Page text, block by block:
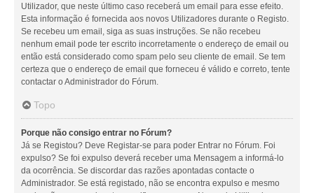
Utilizador, que neste último caso receberá um email para esse efeito.
Esta informação é fornecida aos novos Utilizadores durante o Registo.
Se recebeu um email, siga as suas instruções. Se não recebeu
nenhum email pode ter escrito incorretamente o endereço de email ou
então está considerado como spam pelo seu cliente de email. Se tem
certeza que o endereço de email que forneceu é válido e correto, tente
contactar o Administrador do Fórum.
Topo
Porque não consigo entrar no Fórum?
Já se Registou? Deve Registar-se para poder Entrar no Fórum. Foi
expulso? Se foi expulso deverá receber uma Mensagem a informá-lo
da ocorrência. Se discordar das razões apontadas contacte o
Administrador. Se está registado, não se encontra expulso e mesmo